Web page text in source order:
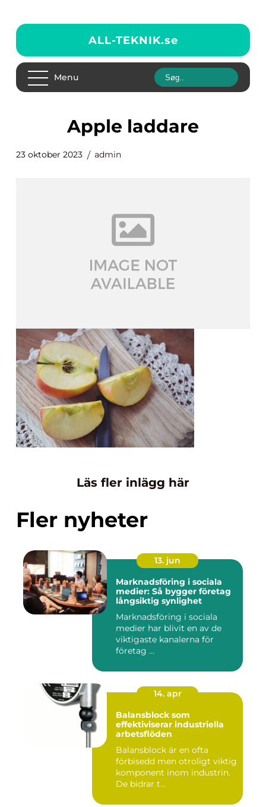
ALL-TEKNIK.se
Menu
apple laddare
23 oktober 2023 admin
Läs fler inlägg här
Fler nyheter
13. jun
Marknadsföring i sociala
medier: Så bygger företag
långsiktig synlighet
Marknadsföring i sociala
medier har blivit en av de
viktigaste kanalerna för
företag ...
14. apr
Balansblock som
effektiviserar industriella
arbetsflöden
Balansblock är en ofta
förbisedd men otroligt viktig
komponent inom industrin.
De bidrar t...